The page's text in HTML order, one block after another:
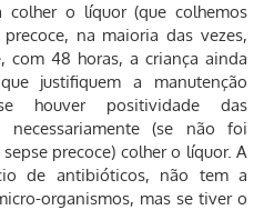
colher o líquor (que colhemos
na maioria das vezes,
com 48 horas, a criança ainda
justifiquem a manutenção
houver positividade das
(se não foi
precoce) colher o líquor. A
de antibióticos, não tem a
organismos, mas se tiver o